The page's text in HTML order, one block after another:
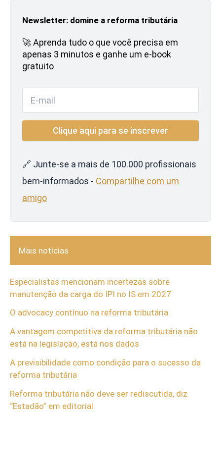
Newsletter: domine a reforma tributária
🚀 Aprenda tudo o que você precisa em
apenas 3 minutos e ganhe um e-book
gratuito
🔗 Junte-se a mais de 100.000 profissionais
bem-informados - Compartilhe com um
amigo
Mais notícias
Especialistas mencionam incertezas sobre
manutenção da carga do IPI no IS em 2027
O advocacy contínuo na reforma tributária
A vantagem competitiva da reforma tributária não
está na legislação, está nos dados
A previsibilidade como condição para o sucesso da
reforma tributária
Reforma tributária não deve ser rediscutida, diz
“Estadão” em editorial